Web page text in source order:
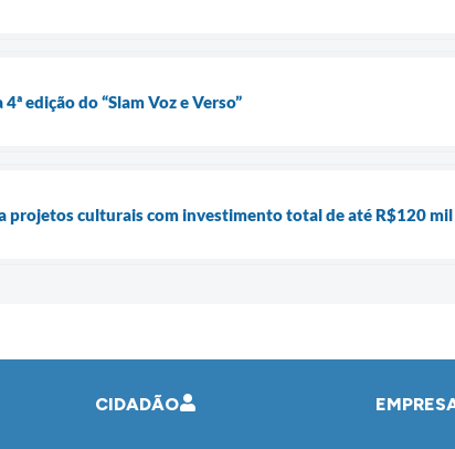
edição do “Slam Voz e Verso”
projetos culturais com investimento total de até R$120 mil
CIDADÃO